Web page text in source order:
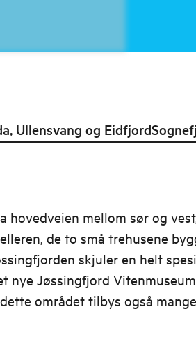
Ullensvang og Eidfjord
hovedveien mellom sør og
de to små trehusene
skjuler en helt
nye Jøssingfjord
området tilbys også